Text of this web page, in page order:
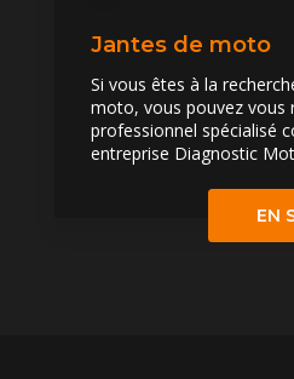
Jantes de moto
Si vous êtes à la
moto, vous pouvez vous
professionnel spécialisé
entreprise Diagnostic
EN